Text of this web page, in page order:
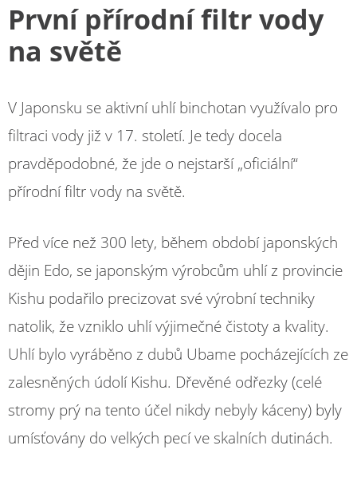
První přírodní filtr vody
na světě
V Japonsku se aktivní uhlí binchotan využívalo pro
filtraci vody již v 17. století. Je tedy docela
pravděpodobné, že jde o nejstarší „oficiální“
přírodní filtr vody na světě.
Před více než 300 lety, během období japonských
dějin Edo, se japonským výrobcům uhlí z provincie
Kishu podařilo precizovat své výrobní techniky
natolik, že vzniklo uhlí výjimečné čistoty a kvality.
Uhlí bylo vyráběno z dubů Ubame pocházejících ze
zalesněných údolí Kishu. Dřevěné odřezky (celé
stromy prý na tento účel nikdy nebyly káceny) byly
umísťovány do velkých pecí ve skalních dutinách.